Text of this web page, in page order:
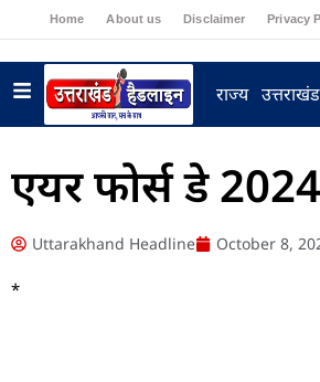
Home About us Disclaimer Privacy
राज्य उत्तराखंड
एयर फोर्स डे
Uttarakhand Headline October 8,
*